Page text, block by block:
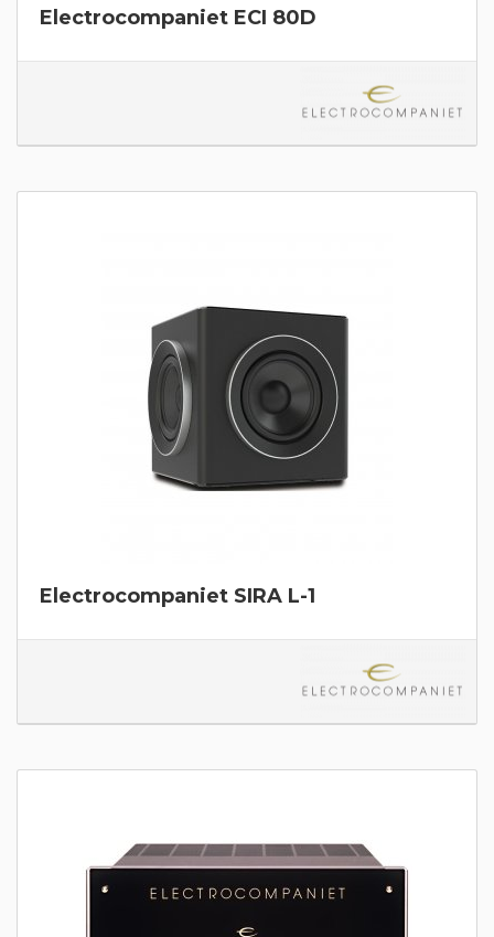
Electrocompaniet ECI 80D
Electrocompaniet SIRA L-1